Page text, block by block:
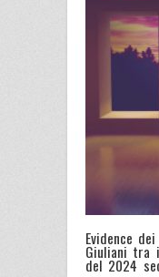
Evidence
Giuliani tra
del 2024